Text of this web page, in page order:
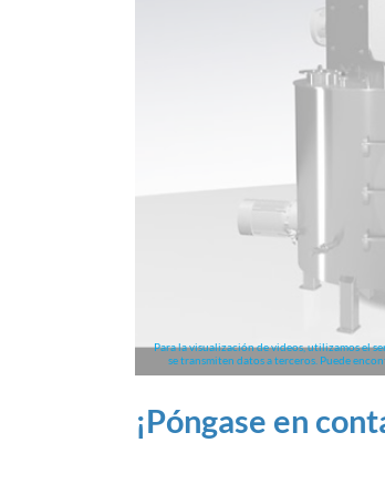
Para la visualización de videos, utilizamos el
se transmiten datos a terceros. Puede
¡Póngase en